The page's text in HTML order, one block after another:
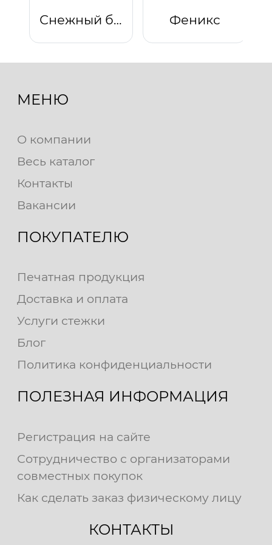
Снежный барс Феникс
МЕНЮ
О компании
Весь каталог
Контакты
Вакансии
ПОКУПАТЕЛЮ
Печатная продукция
Доставка и оплата
Услуги стежки
Блог
Политика конфиденциальности
ПОЛЕЗНАЯ ИНФОРМАЦИЯ
Регистрация на сайте
Сотрудничество с организаторами
совместных покупок
Как сделать заказ физическому лицу
КОНТАКТЫ